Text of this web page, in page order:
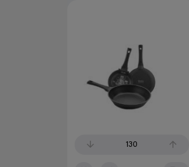
130